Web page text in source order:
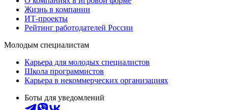
Жизнь в компании
ИТ-проекты
Рейтинг работодателей России
Молодым специалистам
Карьера для молодых специалистов
Школа программистов
Карьера в некоммерческих организациях
Боты для уведомлений